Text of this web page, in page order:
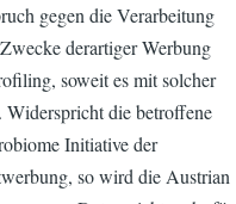
gegen die Verarbeitung
derartiger Werbung
soweit es mit solcher
die betroffene
Initiative der
so wird die Austrian